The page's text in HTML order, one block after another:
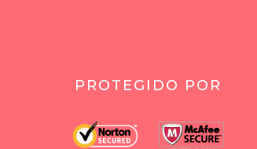
PROTEGIDO POR